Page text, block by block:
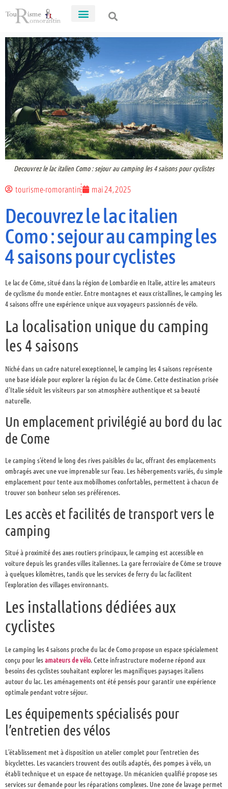
Decouvrez le lac italien Como : sejour au camping les 4 saisons pour cyclistes
tourisme-romorantin mai 24, 2025
Decouvrez le lac italien
Como : sejour au camping les
4 saisons pour cyclistes
Le lac de Côme, situé dans la région de Lombardie en Italie, attire les amateurs
de cyclisme du monde entier. Entre montagnes et eaux cristallines, le camping les
4 saisons offre une expérience unique aux voyageurs passionnés de vélo.
La localisation unique du camping
les 4 saisons
Niché dans un cadre naturel exceptionnel, le camping les 4 saisons représente
une base idéale pour explorer la région du lac de Côme. Cette destination prisée
d’Italie séduit les visiteurs par son atmosphère authentique et sa beauté
naturelle.
Un emplacement privilégié au bord du lac
de Come
Le camping s’étend le long des rives paisibles du lac, offrant des emplacements
ombragés avec une vue imprenable sur l’eau. Les hébergements variés, du simple
emplacement pour tente aux mobilhomes confortables, permettent à chacun de
trouver son bonheur selon ses préférences.
Les accès et facilités de transport vers le
camping
Situé à proximité des axes routiers principaux, le camping est accessible en
voiture depuis les grandes villes italiennes. La gare ferroviaire de Côme se trouve
à quelques kilomètres, tandis que les services de ferry du lac facilitent
l’exploration des villages environnants.
Les installations dédiées aux
cyclistes
Le camping les 4 saisons proche du lac de Como propose un espace spécialement
conçu pour lesamateurs de vélo. Cette infrastructure moderne répond aux
besoins des cyclistes souhaitant explorer les magnifiques paysages italiens
autour du lac. Les aménagements ont été pensés pour garantir une expérience
optimale pendant votre séjour.
Les équipements spécialisés pour
l’entretien des vélos
L’établissement met à disposition un atelier complet pour l’entretien des
bicyclettes. Les vacanciers trouvent des outils adaptés, des pompes à vélo, un
établi technique et un espace de nettoyage. Un mécanicien qualifié propose ses
services sur demande pour les réparations complexes. Une zone de lavage permet